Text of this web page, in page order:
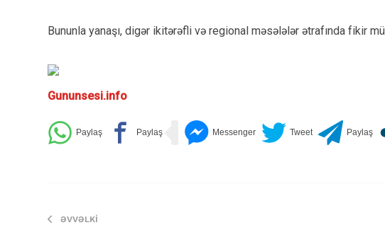
Bununla yanaşı, digər ikitərəfli və regional məsələlər ətrafında fikir
Gununsesi.info
ƏVVƏLKI